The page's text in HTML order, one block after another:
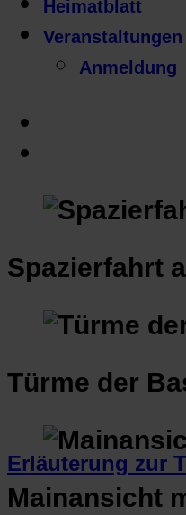
Heimatblatt
Veranstaltungen
Anmeldung
Spazierfahrt
Türme der
Mainansicht
Erläuterung zur